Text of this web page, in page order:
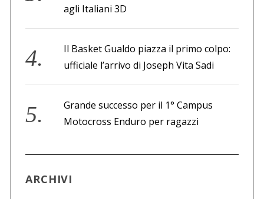
agli Italiani 3D
Il Basket Gualdo piazza il primo colpo:
ufficiale l’arrivo di Joseph Vita Sadi
Grande successo per il 1° Campus
Motocross Enduro per ragazzi
ARCHIVI